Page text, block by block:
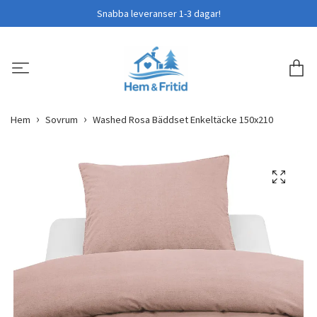
Snabba leveranser 1-3 dagar!
Hem Sovrum Washed Rosa Bäddset Enkeltäcke 150x210